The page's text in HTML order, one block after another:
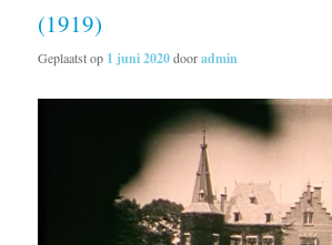
(1919)
Geplaatst op 1 juni 2020dooradmin